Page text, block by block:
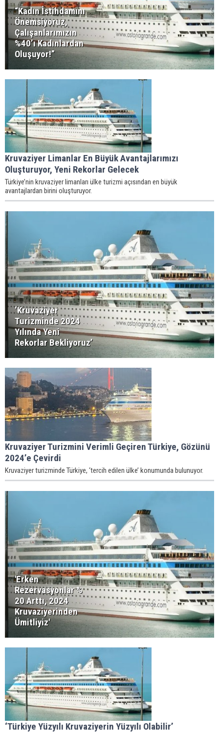
“Kadın İstihdamını
Önemsiyoruz,
Çalışanlarımızın
%40’ı Kadınlardan
Oluşuyor!”
Kruvaziyer Limanlar En Büyük Avantajlarımızı
Oluşturuyor, Yeni Rekorlar Gelecek
Türkiye’nin kruvaziyer limanları ülke turizmi açısından en büyük
avantajlardan birini oluşturuyor.
‘Kruvaziyer
Turizminde 2024
Yılında Yeni
Rekorlar Bekliyoruz’
Kruvaziyer Turizmini Verimli Geçiren Türkiye, Gözünü
2024’e Çevirdi
Kruvaziyer turizminde Türkiye, ‘tercih edilen ülke’ konumunda bulunuyor.
'Erken
Rezervasyonlar %
20 Arttı, 2024
Kruvaziyerinden
Ümitliyiz'
‘Türkiye Yüzyılı Kruvaziyerin Yüzyılı Olabilir’